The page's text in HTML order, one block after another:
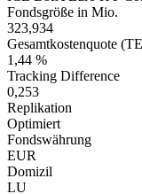
Fondsgröße in Mio.
323,934
Gesamtkostenquote
1,44 %
Tracking Difference
0,253
Replikation
Optimiert
Fondswährung
EUR
Domizil
LU